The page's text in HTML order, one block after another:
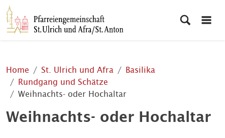
Home St. Ulrich und Afra
Basilika
Rundgang und Schätze
Weihnachts- oder Hochaltar
Weihnachts- oder Hochaltar